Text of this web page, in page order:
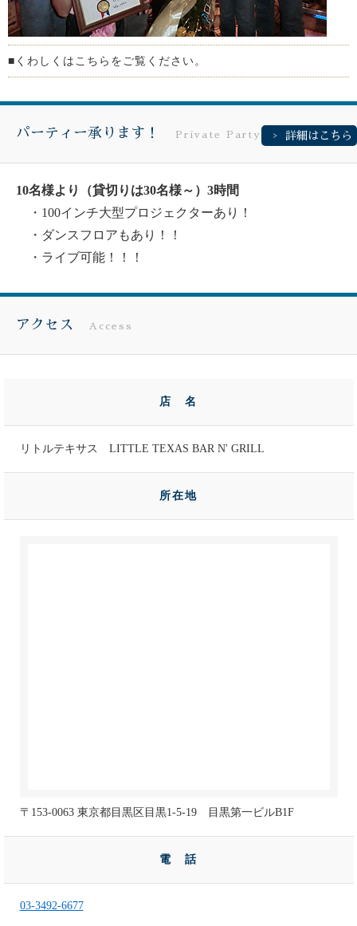
■くわしくはこちらをご覧ください。
パーティー承ります！ Private Party ! 詳細はこちら
10名様より（貸切りは30名様～）3時間
・100インチ大型プロジェクターあり！
・ダンスフロアもあり！！
・ライブ可能！！！
アクセス Access
店 名
リトルテキサス LITTLE TEXAS BAR N' GRILL
所在地
〒153-0063 東京都目黒区目黒1-5-19 目黒第一ビルB1F
電 話
03-3492-6677